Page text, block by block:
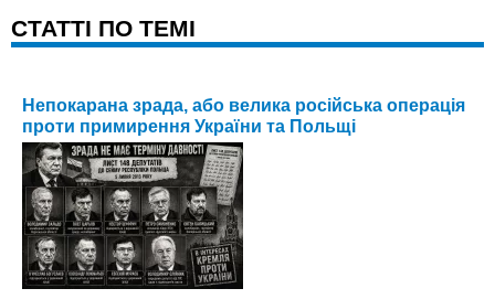
CТАТТІ ПО ТЕМІ
Непокарана зрада, або велика російська операція
проти примирення України та Польщі